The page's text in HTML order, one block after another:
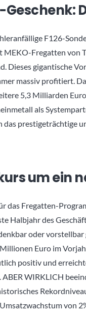
Geschenk:
F126-
MEKO-Fregatten von
Dieses gigantische
massiv profitiert.
5,3 Milliarden
als
das prestigeträchtige
um ein
das Fregatten-
Halbjahr des
oder
Euro im
positiv und
ABER WIRKLICH
von